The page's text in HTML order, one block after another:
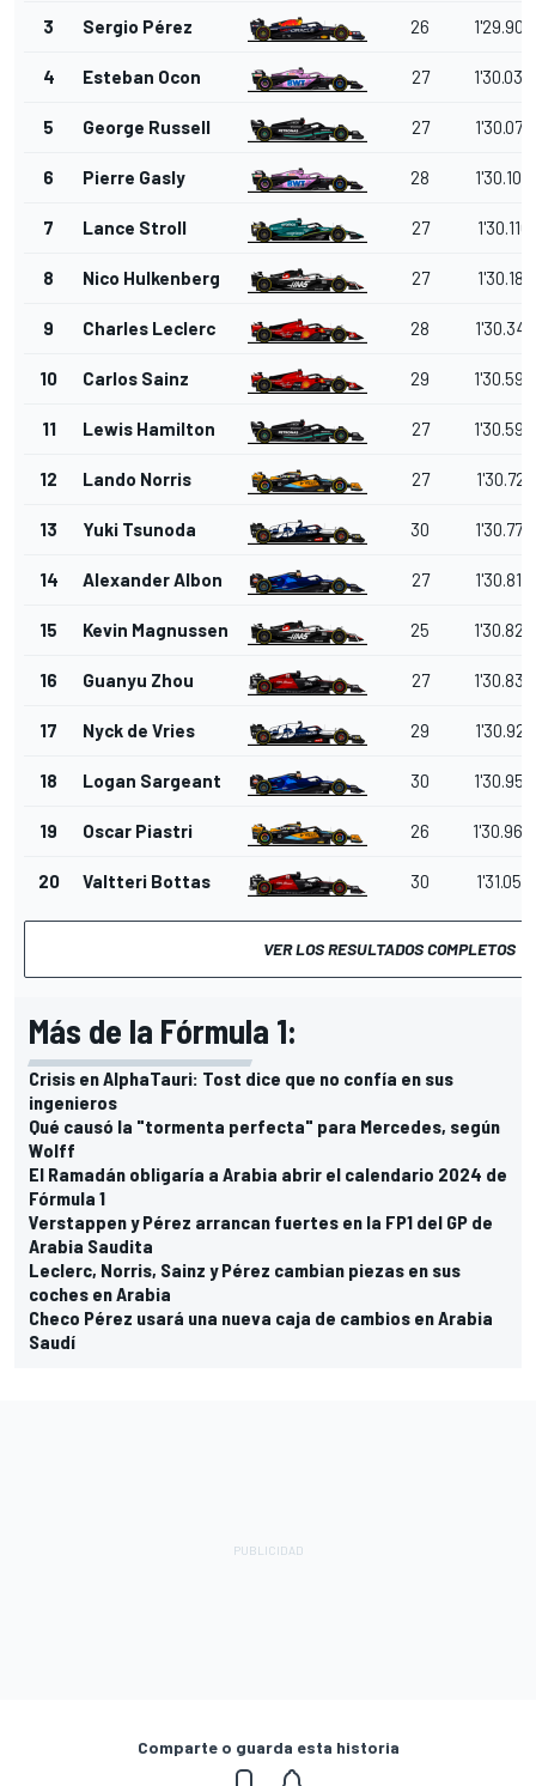
3 Sergio Pérez 26 1'29.902
4 Esteban Ocon 27 1'30.039
5 George Russell 27 1'30.070
6 Pierre Gasly 28 1'30.100
7 Lance Stroll 27 1'30.110
8 Nico Hulkenberg 27 1'30.181
9 Charles Leclerc 28 1'30.341
10 Carlos Sainz 29 1'30.592
11 Lewis Hamilton 27 1'30.599
12 Lando Norris 27 1'30.721
13 Yuki Tsunoda 30 1'30.776
14 Alexander Albon 27 1'30.810
15 Kevin Magnussen 25 1'30.820
16 Guanyu Zhou 27 1'30.837
17 Nyck de Vries 29 1'30.921
18 Logan Sargeant 30 1'30.959
19 Oscar Piastri 26 1'30.964
20 Valtteri Bottas 30 1'31.052
VER LOS RESULTADOS COMPLETOS
Más de la Fórmula 1:
Crisis en AlphaTauri: Tost dice que no confía en sus
ingenieros
Qué causó la "tormenta perfecta" para Mercedes, según
Wolff
El Ramadán obligaría a Arabia abrir el calendario 2024 de
Fórmula 1
Verstappen y Pérez arrancan fuertes en la FP1 del GP de
Arabia Saudita
Leclerc, Norris, Sainz y Pérez cambian piezas en sus
coches en Arabia
Checo Pérez usará una nueva caja de cambios en Arabia
Saudí
Comparte o guarda esta historia